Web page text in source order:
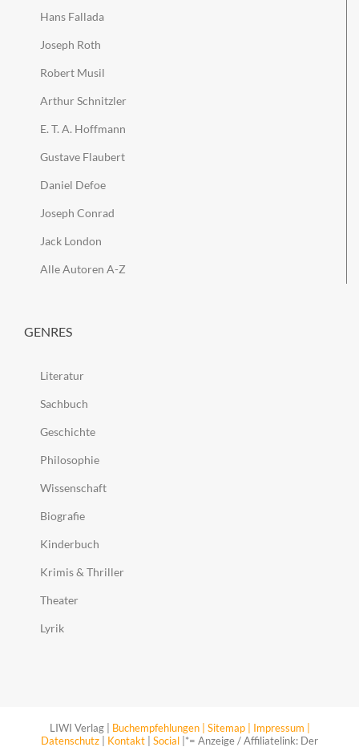
Hans Fallada
Joseph Roth
Robert Musil
Arthur Schnitzler
E. T. A. Hoffmann
Gustave Flaubert
Daniel Defoe
Joseph Conrad
Jack London
Alle Autoren A-Z
GENRES
Literatur
Sachbuch
Geschichte
Philosophie
Wissenschaft
Biografie
Kinderbuch
Krimis & Thriller
Theater
Lyrik
LIWI Verlag | Buchempfehlungen | Sitemap | Impressum |
Datenschutz
Kontakt Social |*= Anzeige / Affiliatelink: Der